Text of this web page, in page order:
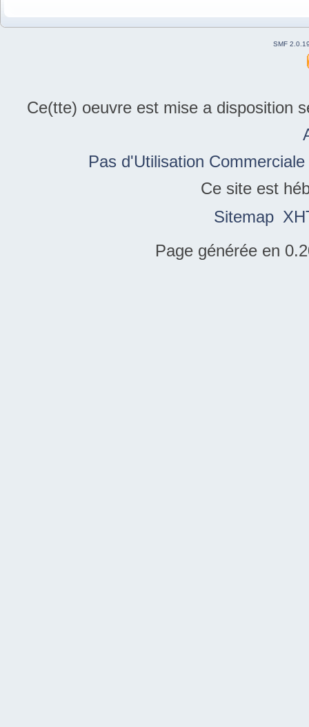
SMF
Ce(tte) oeuvre est mise a disposition
Pas d'Utilisation
Ce site est
Sitemap
Page générée en